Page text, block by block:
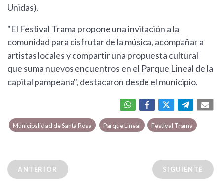
Unidas).
"El Festival Trama propone una invitación a la
comunidad para disfrutar de la música, acompañar a
artistas locales y compartir una propuesta cultural
que suma nuevos encuentros en el Parque Lineal de la
capital pampeana", destacaron desde el municipio.
Municipalidad de Santa Rosa Parque Lineal Festival Trama
ANTERIOR SIGUIENTE